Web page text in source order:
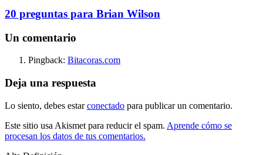
20 preguntas para Brian Wilson
Un comentario
Pingback: Bitacoras.com
Deja una respuesta
Lo siento, debes estarconectado para publicar un comentario.
Este sitio usa Akismet para reducir el spam. Aprende cómo se
procesan los datos de tus comentarios.